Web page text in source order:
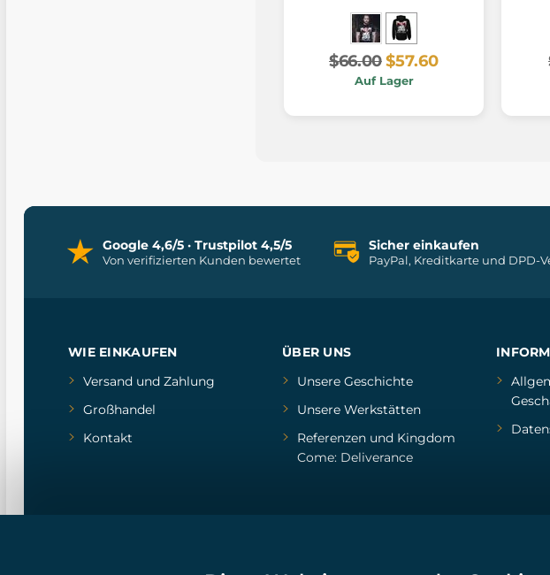
$66.00$57.60
Auf Lager
Google 4,6/5 · Trustpilot 4,5/5
Von verifizierten Kunden bewertet
Sicher einkaufen
PayPal, Kreditkarte und DPD-
WIE EINKAUFEN
Versand und Zahlung
Großhandel
Kontakt
ÜBER UNS
Unsere Geschichte
Unsere Werkstätten
Referenzenund Kingdom
Come: Deliverance